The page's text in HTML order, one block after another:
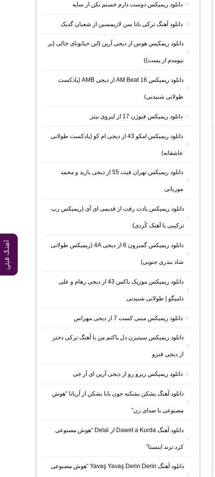
آهنگ قبلی
دانلود ریمیکس دوست دارم خستم نکن از سایه
دانلود آهنگ ترکی بانا سن لازیمسین از شعبان گدیک
دانلود ریمکیس هوس از دیجی آرین (این خیابونای خالی (بر
نیومدم از پست))
دانلود ریمیکس AM Beat 16 از دیجی AMB (پادکست
طولانی شنیدنی)
دانلود ریمیکس فیوژن 17 از لیروی بیتز
دانلود ریمیکس امکو 43 از دیجی ام کو (پادکست طولانی
عاشقانه)
دانلود ریمیکس تهران فیت 55 از دیجی باربد و محمد
موریانی
دانلود ریمیکس یادت رفت از قدیمی ای آی (ریمیکس رپ
ترکیبی با آهنک کُردی)
دانلود ریمیکس گمبرون 6 از دیجی 4A (ریمیکس طولانی
شاد بندری جنوبی)
دانلود ریمیکس موزیک باکس 43 از دیجی رهام و علی
دامیگو | طولانی شنیدنی
دانلود ریمیکس مینی کست 7 از دیجی مهراس
دانلود ریمیکس سیتیزن دل پاکتم من با آهنگ ترکی دختر
از دیجی فنزو
دانلود ریمیکس زیرو رو از دیجی آرین ای آر جی
دانلود آهنگ بشکن بشکنه جون بابا بشکن از آریانا “هوش
مصنوعی با صدای زن”
دانلود آهنگ Dawet a Kurda از Delal “هوش مصنوعی
کرد ترند اینستا”
دانلود آهنگ Yavaş Yavaş Derin Derin “هوش مصنوعی